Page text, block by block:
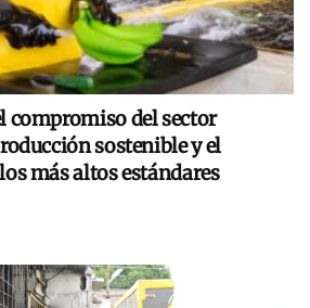
compromiso del sector
sostenible y el
más altos estándares